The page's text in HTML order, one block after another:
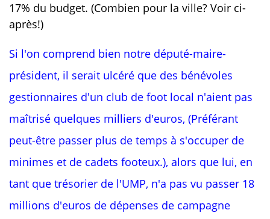
17% du budget. (Combien pour la ville? Voir ci-
après!)
Si l'on comprend bien notre député-maire-
président, il serait ulcéré que des bénévoles
gestionnaires d'un club de foot local n'aient pas
maîtrisé quelques milliers d'euros, (Préférant
peut-être passer plus de temps à s'occuper de
minimes et de cadets footeux.), alors que lui, en
tant que trésorier de l'UMP, n'a pas vu passer 18
millions d'euros de dépenses de campagne